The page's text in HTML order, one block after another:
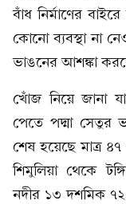
বাঁধ নির্মাণের
কোনো ব্যবস্থা না
ভাঙনের আশঙ্কা
খোঁজ নিয়ে জানা
পেতে পদ্মা সেতুর
শেষ হয়েছে মাত্র
শিমুলিয়া থেকে
নদীর ১৩ দশমিক ৭২